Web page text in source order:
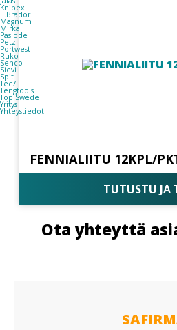
Knipex
L.Brador
Magnum
Mirka
Paslode
Petzl
Portwest
Ruko
Senco
Sievi
Spit
Tec7
Tengtools
Top Swede
Yritys
Yhteystiedot
FENNIALIITU 12KPL/
TUTUSTU JA
Ota yhteyttä